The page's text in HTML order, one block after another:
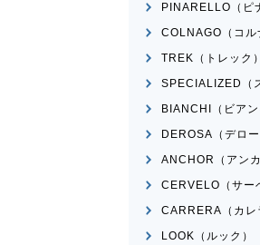
PINARELLO（ピ
COLNAGO（コル
TREK（トレック）
SPECIALIZED（
BIANCHI（ビアン
DEROSA（デロー
ANCHOR（アンカ
CERVELO（サー
CARRERA（カレ
LOOK（ルック）